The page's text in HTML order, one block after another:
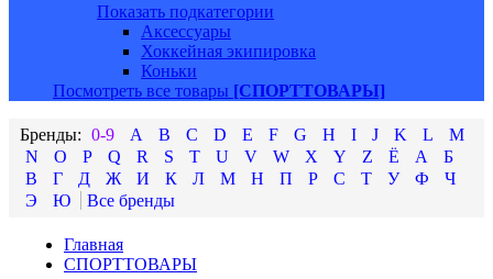
Показать подкатегории
Аксессуары
Хоккейная экипировка
Коньки
Посмотреть все товары [СПОРТТОВАРЫ]
0-9 A B C D E F G H I J K L
M
N
O P Q R S T U V W X Y Z Ё А
Б
В
Г Д Ж И К Л М Н П Р С Т У Ф
Ч
Э
Ю
Главная
СПОРТТОВАРЫ